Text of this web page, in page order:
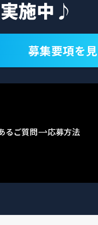
実施中♪
募集要項を
るご質問 応募方法